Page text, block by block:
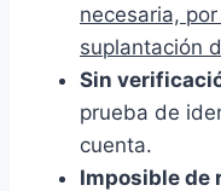
necesaria,
suplantación
Sin
prueba de
cuenta.
Imposible de